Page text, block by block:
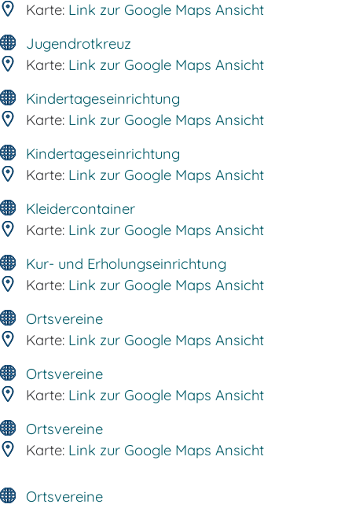
Karte: Link zur Google Maps Ansicht
Jugendrotkreuz
Karte: Link zur Google Maps Ansicht
Kindertageseinrichtung
Karte: Link zur Google Maps Ansicht
Kindertageseinrichtung
Karte: Link zur Google Maps Ansicht
Kleidercontainer
Karte: Link zur Google Maps Ansicht
Kur- und Erholungseinrichtung
Karte: Link zur Google Maps Ansicht
Ortsvereine
Karte: Link zur Google Maps Ansicht
Ortsvereine
Karte: Link zur Google Maps Ansicht
Ortsvereine
Karte: Link zur Google Maps Ansicht
Ortsvereine